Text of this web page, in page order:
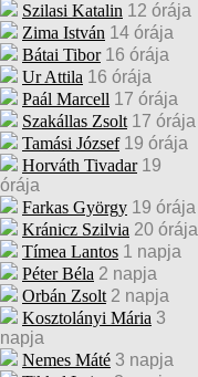
Szilasi Katalin 12 órája
Zima István 14 órája
Bátai Tibor 16 órája
Ur Attila 16 órája
Paál Marcell 17 órája
Szakállas Zsolt 17 órája
Tamási József 19 órája
Horváth Tivadar 19
órája
Farkas György 19 órája
Kránicz Szilvia 20 órája
Tímea Lantos 1 napja
Péter Béla 2 napja
Orbán Zsolt 2 napja
Kosztolányi Mária 3
napja
Nemes Máté 3 napja